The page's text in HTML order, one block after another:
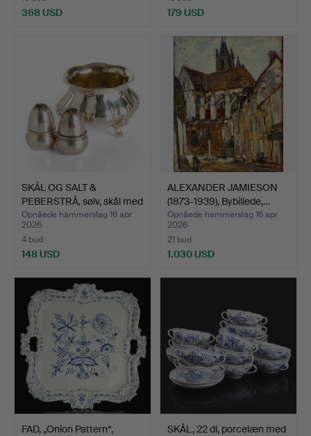
368 USD 179 USD
SKÅL OG SALT &
PEBERSTRÅ, sølv, skål med
l…
Opnåede hammerslag 16 apr
2026
4 bud
148 USD
ALEXANDER JAMIESON
(1873-1939), Bybillede,…
Opnåede hammerslag 16 apr
2026
21 bud
1.030 USD
FAD, „Onion Pattern“,
SKÅL, 22 dl, porcelæn med